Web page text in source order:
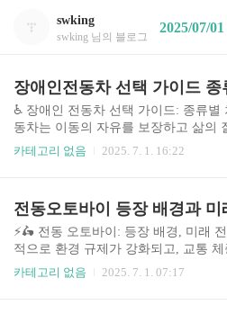
swking
swking 님의 블로그
2025/07/
♿️ 장애인 전동차 선택 가이드: 종류
동차는 이동의 자유를 보장하고 삶의
수단입니다. 최근 고령화 사회 진입과
분석하고, 사용자의 니즈에 맞는 최적
되었습니다. 본 가이드는 시장 조사
후기를 바탕으로 작성되었습니다. 특
향상과 스마트 기능 도입으로 전동차
되었다는 점을 고려하여 ..
카테고리 없음 2025. 7. 1. 16:22
전동오토바이 등장 배경과
⚡️🛵 전동 오토바이: 등장 배경, 미래
적으로 환경 규제가 강화되고, 교통
경적이고 효율적인 개인 이동 수단에
카테고리 없음 2025. 7. 1. 07:17